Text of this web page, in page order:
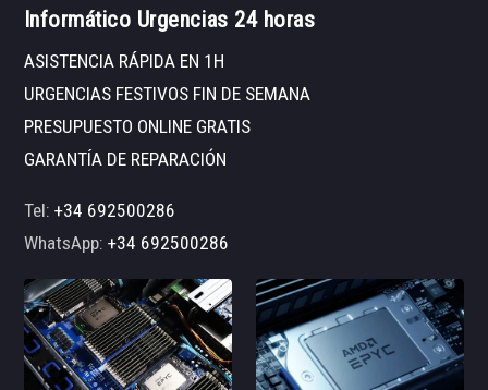
Informático Urgencias 24 horas
ASISTENCIA RÁPIDA EN 1H
URGENCIAS FESTIVOS FIN DE SEMANA
PRESUPUESTO ONLINE GRATIS
GARANTÍA DE REPARACIÓN
Tel:+34 692500286
WhatsApp:+34 692500286